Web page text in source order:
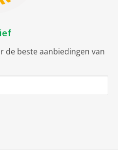
de beste aanbiedingen van